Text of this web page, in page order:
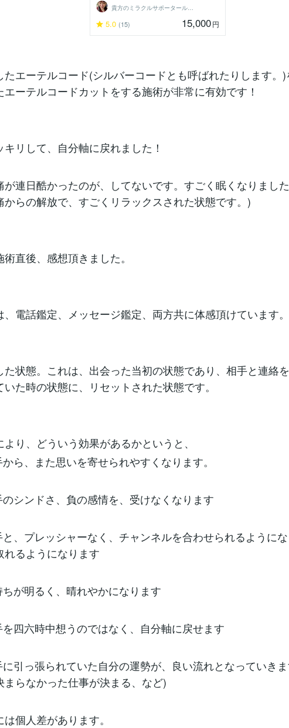
5.0 (15) 15,000円
たエーテルコード(シルバーコードとも呼ばれたりします。)
エーテルコードカットをする施術が非常に有効です！
キリして、自分軸に戻れました！
が連日酷かったのが、してないです。すごく眠くなりまし
からの解放で、すごくリラックスされた状態です。)
術直後、感想頂きました。
、電話鑑定、メッセージ鑑定、両方共に体感頂けています。
た状態。これは、出会った当初の状態であり、相手と連絡
いた時の状態に、リセットされた状態です。
より、どういう効果があるかというと、
から、また思いを寄せられやすくなります。
のシンドさ、負の感情を、受けなくなります
と、プレッシャーなく、チャンネルを合わせられるように
れるようになります
ちが明るく、晴れやかになります
を四六時中想うのではなく、自分軸に戻せます
に引っ張られていた自分の運勢が、良い流れとなっていき
まらなかった仕事が決まる、など)
個人差があります。